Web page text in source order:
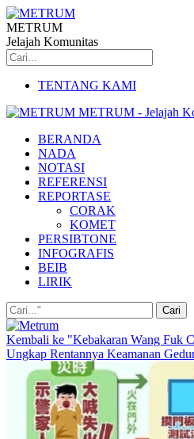
METRUM
Jelajah Komunitas
TENTANG KAMI
METRUM - Jelajah
BERANDA
NADA
NOTASI
REFERENSI
REPORTASE
CORAK
KOMET
PERSIBTONE
INFOGRAFIS
BEIB
LIRIK
Kembali ke "Kebakaran Wang Fuk
Ungkap Rentannya Keamanan